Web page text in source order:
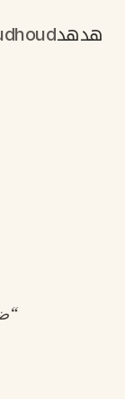
هدهد
“